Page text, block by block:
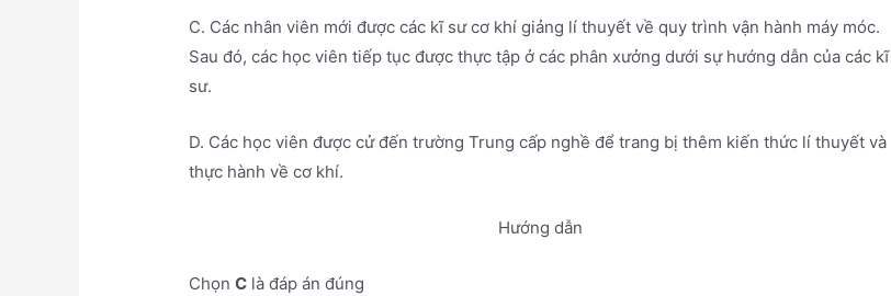
C. Các nhân viên mới được các kĩ sư cơ khí giảng lí thuyết về quy trình vận hành máy móc.
Sau đó, các học viên tiếp tục được thực tập ở các phân xưởng dưới sự hướng dẫn của các kĩ
sư.
D. Các học viên được cử đến trường Trung cấp nghề để trang bị thêm kiến thức lí thuyết và
thực hành về cơ khí.
Hướng dẫn
ChọnC là đáp án đúng